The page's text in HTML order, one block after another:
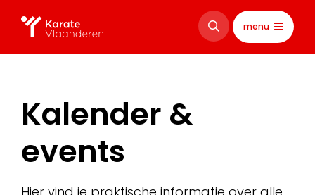
menu
Kalender &
events